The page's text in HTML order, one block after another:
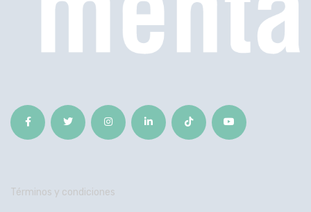
Términos y condiciones